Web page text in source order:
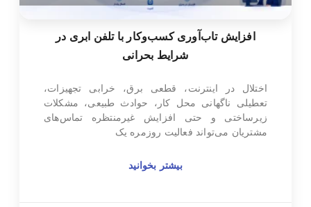
افزایش تاب‌آوری کسب‌وکار با تلفن ابری در
شرایط بحرانی
اختلال در اینترنت، قطعی برق، خرابی تجهیزات،
تعطیلی ناگهانی محل کار، حوادث طبیعی، مشکلات
زیرساختی و حتی افزایش غیرمنتظره تماس‌های
مشتریان می‌تواند فعالیت روزمره یک
بیشتر بخوانید